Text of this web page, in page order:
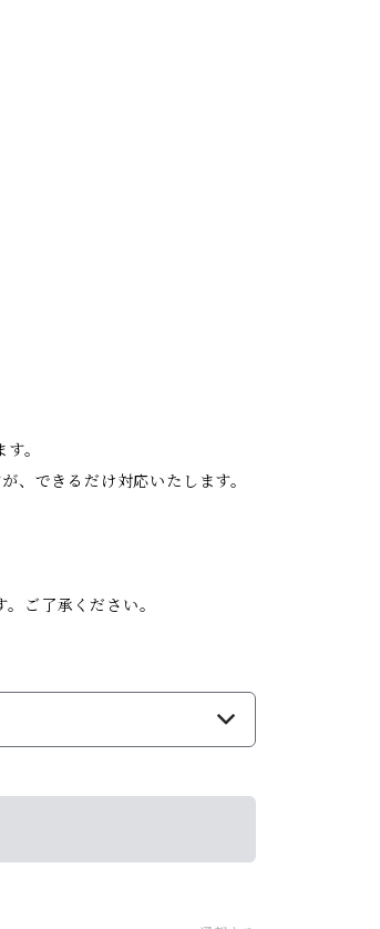
。
、できるだけ対応いたします。
ご了承ください。